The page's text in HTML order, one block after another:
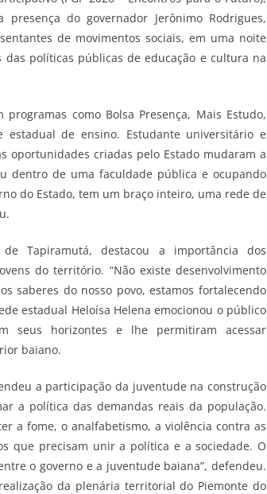
do governador Jerônimo Rodrigues,
de movimentos sociais, em uma noite
políticas públicas de educação e cultura na
como Bolsa Presença, Mais Estudo,
de ensino. Estudante universitário e
oportunidades criadas pelo Estado mudaram a
dentro de uma faculdade pública e ocupando
do Estado, tem um braço inteiro, uma rede de
Tapiramutá, destacou a importância dos
do território. “Não existe desenvolvimento
saberes do nosso povo, estamos fortalecendo
estadual Heloísa Helena emocionou o público
seus horizontes e lhe permitiram acessar
baiano.
a participação da juventude na construção
a política das demandas reais da população.
a fome, o analfabetismo, a violência contra as
que precisam unir a política e a sociedade. O
o governo e a juventude baiana”, defendeu.
da plenária territorial do Piemonte do